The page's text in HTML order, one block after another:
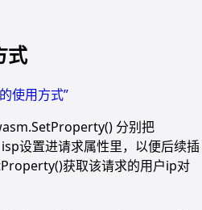
式
使用方式”
分别把
设置进请求属性里，以便后续插
获取该请求的用户ip对